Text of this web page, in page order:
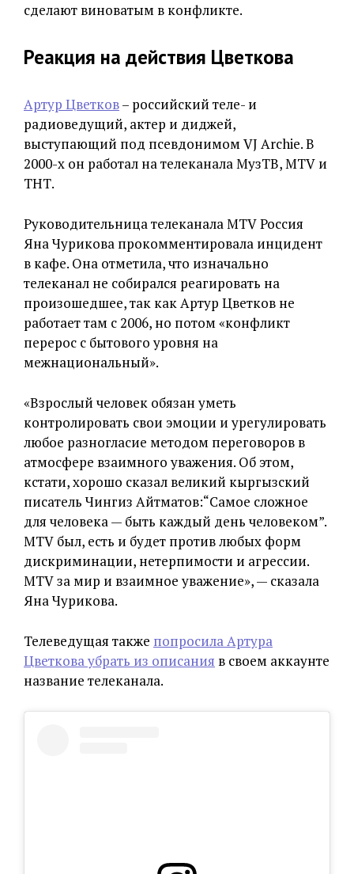
сделают виноватым в конфликте.
Реакция на действия Цветкова
Артур Цветков– российский теле- и
радиоведущий, актер и диджей,
выступающий под псевдонимом VJ Archie. В
2000-х он работал на телеканала МузТВ, MTV и
ТНТ.
Руководительница телеканала MTV Россия
Яна Чурикова прокомментировала инцидент
в кафе. Она отметила, что изначально
телеканал не собирался реагировать на
произошедшее, так как Артур Цветков не
работает там с 2006, но потом «конфликт
перерос с бытового уровня на
межнациональный».
«Взрослый человек обязан уметь
контролировать свои эмоции и урегулировать
любое разногласие методом переговоров в
атмосфере взаимного уважения. Об этом,
кстати, хорошо сказал великий кыргызский
писатель Чингиз Айтматов:“Самое сложное
для человека — быть каждый день человеком”.
MTV был, есть и будет против любых форм
дискриминации, нетерпимости и агрессии.
MTV за мир и взаимное уважение», — сказала
Яна Чурикова.
Телеведущая также попросила Артура
Цветкова убрать из описания в своем аккаунте
название телеканала.